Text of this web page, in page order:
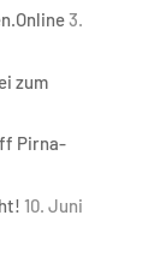
3.
zum
Pirna-
10. Juni